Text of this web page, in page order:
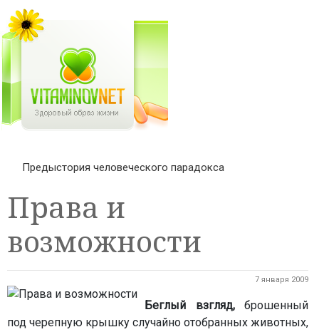
Предыстория человеческого парадокса
Права и
возможности
7 января 2009
Беглый взгляд,брошенный
под черепную крышку случайно отобранных животных,